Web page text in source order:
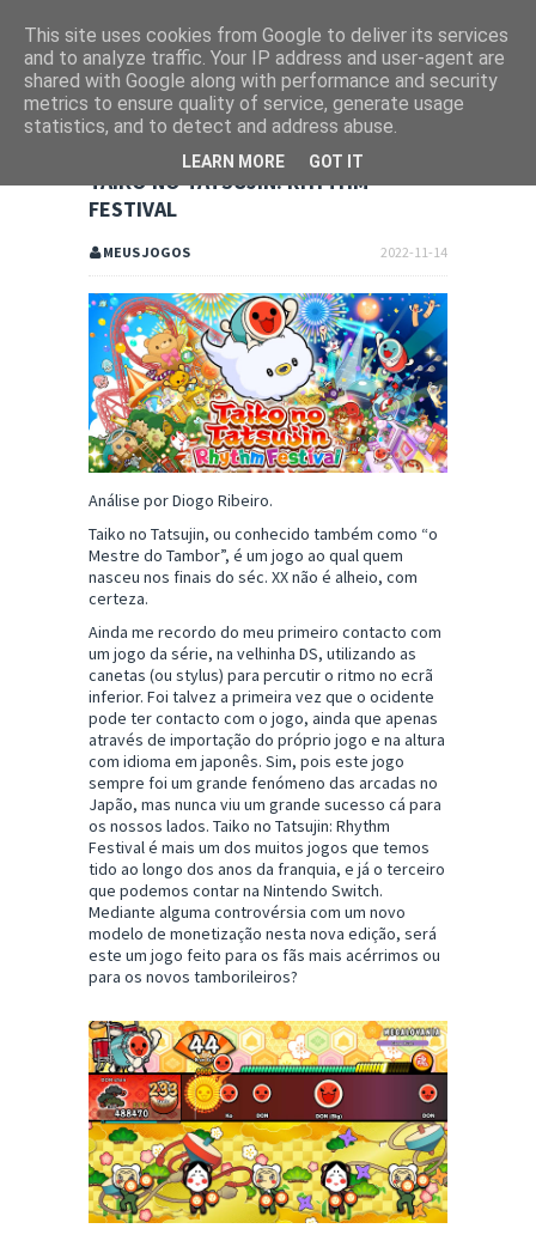
TAIKO NO TATSUJIN: RHYTHM
FESTIVAL
2022-11-14
MEUS JOGOS
Análise por Diogo Ribeiro.
Taiko no Tatsujin, ou conhecido também como “o
Mestre do Tambor”, é um jogo ao qual quem
nasceu nos finais do séc. XX não é alheio, com
certeza.
Ainda me recordo do meu primeiro contacto com
um jogo da série, na velhinha DS, utilizando as
canetas (ou stylus) para percutir o ritmo no ecrã
inferior. Foi talvez a primeira vez que o ocidente
pode ter contacto com o jogo, ainda que apenas
através de importação do próprio jogo e na altura
com idioma em japonês. Sim, pois este jogo
sempre foi um grande fenómeno das arcadas no
Japão, mas nunca viu um grande sucesso cá para
os nossos lados. Taiko no Tatsujin: Rhythm
Festival é mais um dos muitos jogos que temos
tido ao longo dos anos da franquia, e já o terceiro
que podemos contar na Nintendo Switch.
Mediante alguma controvérsia com um novo
modelo de monetização nesta nova edição, será
este um jogo feito para os fãs mais acérrimos ou
para os novos tamborileiros?
This site uses cookies from Google to deliver its services
and to analyze traffic. Your IP address and user-agent are
shared with Google along with performance and security
metrics to ensure quality of service, generate usage
statistics, and to detect and address abuse.
LEARN MORE GOT IT